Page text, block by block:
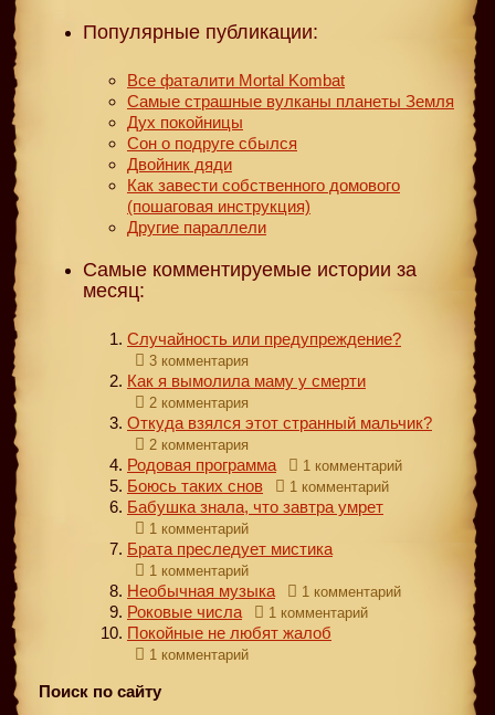
Популярные публикации:
Все фаталити Mortal Kombat
Самые страшные вулканы планеты Земля
Дух покойницы
Сон о подруге сбылся
Двойник дяди
Как завести собственного домового
(пошаговая инструкция)
Другие параллели
Самые комментируемые истории за
месяц:
Случайность или предупреждение?
3 комментария
Как я вымолила маму у смерти
2 комментария
Откуда взялся этот странный мальчик?
2 комментария
Родовая программа 1 комментарий
Боюсь таких снов 1 комментарий
Бабушка знала, что завтра умрет
1 комментарий
Брата преследует мистика
1 комментарий
Необычная музыка 1 комментарий
Роковые числа 1 комментарий
Покойные не любят жалоб
1 комментарий
Поиск по сайту